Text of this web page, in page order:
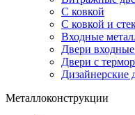
С ковкой
С ковкой и
Входные
Двери входные
Двери с
Дизайнерские
Металлоконструкции